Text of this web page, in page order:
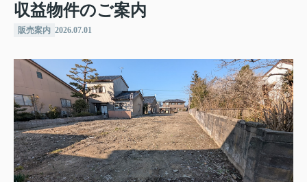
収益物件のご案内
販売案内 2026.07.01